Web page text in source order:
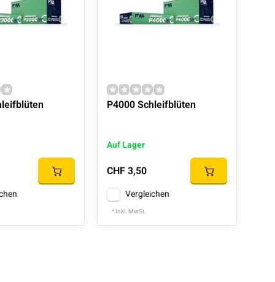
P4000 Schleifblüten
Auf Lager
CHF 3,50
Vergleichen
* Inkl. MwSt.